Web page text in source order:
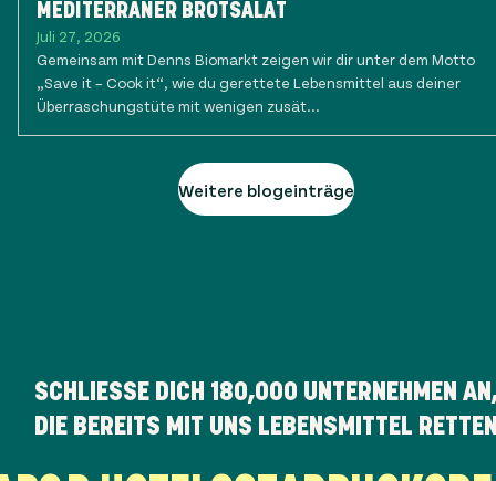
MEDITERRANER BROTSALAT
Juli 27, 2026
Gemeinsam mit Denns Biomarkt zeigen wir dir unter dem Motto
„Save it – Cook it“, wie du gerettete Lebensmittel aus deiner
Überraschungstüte mit wenigen zusät...
Weitere blogeinträge
SCHLIESSE DICH 180,000 UNTERNEHMEN
DIE BEREITS MIT UNS LEBENSMITTEL